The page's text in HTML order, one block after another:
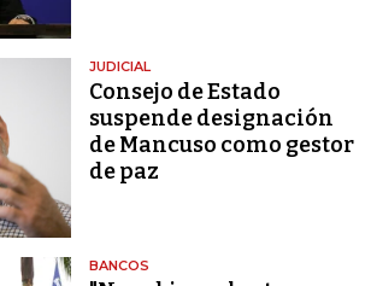
JUDICIAL
Consejo de Estado
suspende designación
de Mancuso como gestor
de paz
BANCOS